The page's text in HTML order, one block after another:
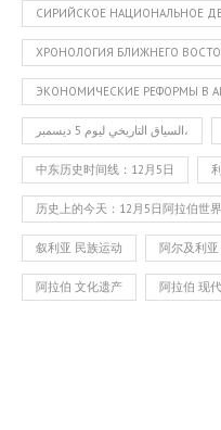
СИРИЙСКОЕ НАЦИОНАЛЬНОЕ
ХРОНОЛОГИЯ БЛИЖНЕГО
ЭКОНОМИЧЕСКИЕ РЕФОРМЫ В
السياق التاريخي ليوم 5 ديسمبر،
中东历史时间线：12月5日
历史上的今天：12月5日阿拉伯世界
叙利亚 民族运动 阿尔及利
阿拉伯 文化遗产 阿拉伯 现